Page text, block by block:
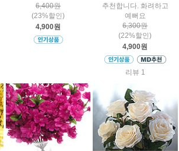
6,400원
(23%할인)
4,900원
추천합니다. 화려하고
예뻐요
6,300원
(22%할인)
4,900원
리뷰 1